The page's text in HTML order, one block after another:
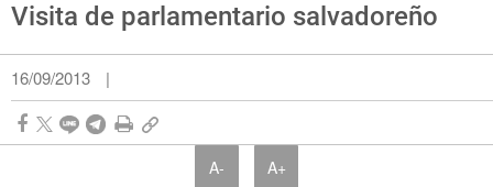
Visita de parlamentario salvadoreño
16/09/2013 |
A- A+